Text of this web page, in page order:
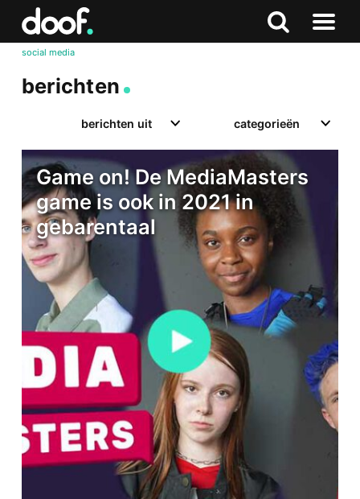
Zoeken
Naar
social media
berichten
berichten uit categorieën
Game on! De MediaMasters
game is ook in 2021 in
gebarentaal
Doof.nl
Zoeken